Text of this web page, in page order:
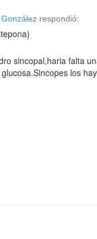
respondió:
sincopal,haria falta
los